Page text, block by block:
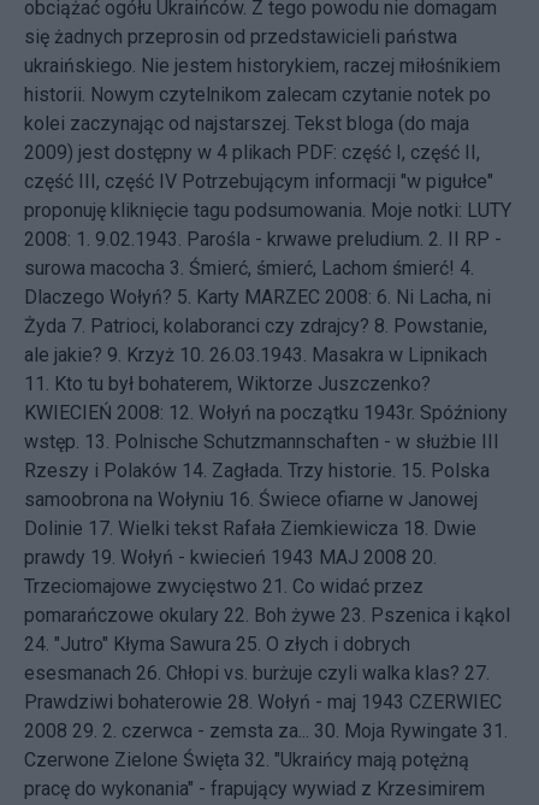
obciążać ogółu Ukraińców. Z tego powodu nie domagam
się żadnych przeprosin od przedstawicieli państwa
ukraińskiego. Nie jestem historykiem, raczej miłośnikiem
historii. Nowym czytelnikom zalecam czytanie notek po
kolei zaczynając od najstarszej. Tekst bloga (do maja
2009) jest dostępny w 4 plikach PDF: część I, część II,
część III, część IV Potrzebującym informacji "w pigułce"
proponuję kliknięcie tagu podsumowania. Moje notki: LUTY
2008: 1. 9.02.1943. Parośla - krwawe preludium. 2. II RP -
surowa macocha 3. Śmierć, śmierć, Lachom śmierć! 4.
Dlaczego Wołyń? 5. Karty MARZEC 2008: 6. Ni Lacha, ni
Żyda 7. Patrioci, kolaboranci czy zdrajcy? 8. Powstanie,
ale jakie? 9. Krzyż 10. 26.03.1943. Masakra w Lipnikach
11. Kto tu był bohaterem, Wiktorze Juszczenko?
KWIECIEŃ 2008: 12. Wołyń na początku 1943r. Spóźniony
wstęp. 13. Polnische Schutzmannschaften - w służbie III
Rzeszy i Polaków 14. Zagłada. Trzy historie. 15. Polska
samoobrona na Wołyniu 16. Świece ofiarne w Janowej
Dolinie 17. Wielki tekst Rafała Ziemkiewicza 18. Dwie
prawdy 19. Wołyń - kwiecień 1943 MAJ 2008 20.
Trzeciomajowe zwycięstwo 21. Co widać przez
pomarańczowe okulary 22. Boh żywe 23. Pszenica i kąkol
24. "Jutro" Kłyma Sawura 25. O złych i dobrych
esesmanach 26. Chłopi vs. burżuje czyli walka klas? 27.
Prawdziwi bohaterowie 28. Wołyń - maj 1943 CZERWIEC
2008 29. 2. czerwca - zemsta za... 30. Moja Rywingate 31.
Czerwone Zielone Święta 32. "Ukraińcy mają potężną
pracę do wykonania" - frapujący wywiad z Krzesimirem